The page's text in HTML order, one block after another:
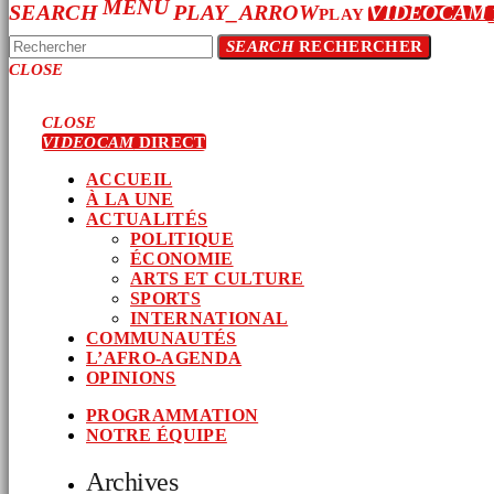
SEARCHMENUPLAY_ARROWPLAY VIDEOCAM
SEARCHRECHERCHER
CLOSE
CLOSE
VIDEOCAMDIRECT
ACCUEIL
À LA UNE
ACTUALITÉS
POLITIQUE
ÉCONOMIE
ARTS ET CULTURE
SPORTS
INTERNATIONAL
COMMUNAUTÉS
L’AFRO-AGENDA
OPINIONS
PROGRAMMATION
NOTRE ÉQUIPE
Archives